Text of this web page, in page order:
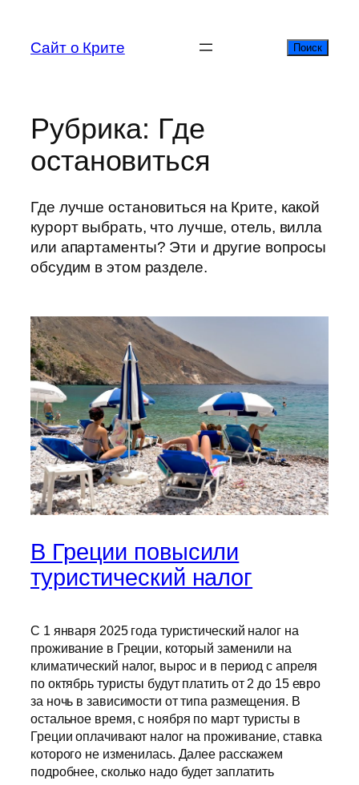
содержимому
Сайт о Крите Поиск
Поиск
Рубрика: Где
остановиться
Где лучше остановиться на Крите, какой
курорт выбрать, что лучше, отель, вилла
или апартаменты? Эти и другие вопросы
обсудим в этом разделе.
В Греции повысили
туристический налог
С 1 января 2025 года туристический налог на
проживание в Греции, который заменили на
климатический налог, вырос и в период с апреля
по октябрь туристы будут платить от 2 до 15 евро
за ночь в зависимости от типа размещения. В
остальное время, с ноября по март туристы в
Греции оплачивают налог на проживание, ставка
которого не изменилась. Далее расскажем
подробнее, сколько надо будет заплатить